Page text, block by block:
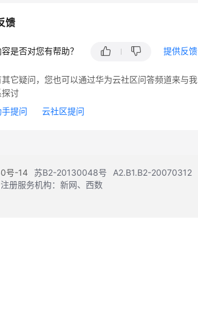
馈
是否对您有帮助？ 提供反馈
它疑问，您也可以通过华为云社区问答频道来与我
讨
提问
云社区提问
号-14 苏B2-20130048号
A2.B1.B2-20070312
册服务机构：新网、西数